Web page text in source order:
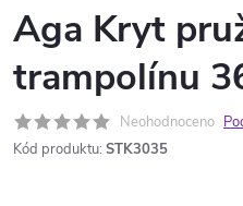
Aga Kryt
trampolínu
Neohodnoceno
Kód produktu: STK3035